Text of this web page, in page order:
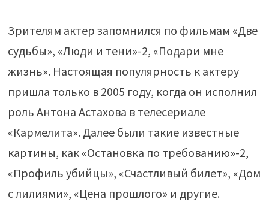
Зрителям актер запомнился по фильмам «Две
судьбы», «Люди и тени»-2, «Подари мне
жизнь». Настоящая популярность к актеру
пришла только в 2005 году, когда он исполнил
роль Антона Астахова в телесериале
«Кармелита». Далее были такие известные
картины, как «Остановка по требованию»-2,
«Профиль убийцы», «Счастливый билет», «Дом
с лилиями», «Цена прошлого» и другие.